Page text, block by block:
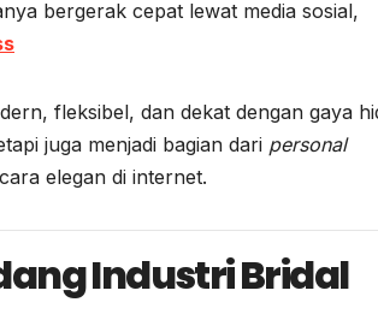
bergerak cepat lewat media sosial,
fleksibel, dan dekat dengan gaya
juga menjadi bagian dari personal
elegan di internet.
Industri Bridal